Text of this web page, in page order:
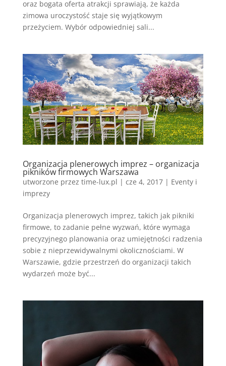
oraz bogata oferta atrakcji sprawiają, że każda
zimowa uroczystość staje się wyjątkowym
przeżyciem. Wybór odpowiedniej sali...
Organizacja plenerowych imprez – organizacja
pikników firmowych Warszawa
utworzone przez time-lux.pl | cze 4, 2017| Eventy i
imprezy
Organizacja plenerowych imprez, takich jak pikniki
firmowe, to zadanie pełne wyzwań, które wymaga
precyzyjnego planowania oraz umiejętności radzenia
sobie z nieprzewidywalnymi okolicznościami. W
Warszawie, gdzie przestrzeń do organizacji takich
wydarzeń może być...